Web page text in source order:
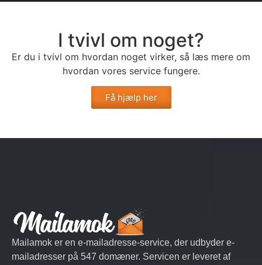
I tvivl om noget?
Er du i tvivl om hvordan noget virker, så læs mere om
hvordan vores service fungere.
Få hjælp her
Mailamok er en e-mailadresse-service, der udbyder e-
mailadresser på 547 domæner. Servicen er leveret af